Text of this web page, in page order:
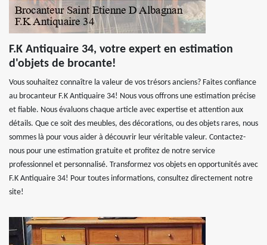
F.K Antiquaire 34, votre expert en estimation
d'objets de brocante!
Vous souhaitez connaître la valeur de vos trésors anciens? Faites confiance
au brocanteur F.K Antiquaire 34! Nous vous offrons une estimation précise
et fiable. Nous évaluons chaque article avec expertise et attention aux
détails. Que ce soit des meubles, des décorations, ou des objets rares, nous
sommes là pour vous aider à découvrir leur véritable valeur. Contactez-
nous pour une estimation gratuite et profitez de notre service
professionnel et personnalisé. Transformez vos objets en opportunités avec
F.K Antiquaire 34! Pour toutes informations, consultez directement notre
site!